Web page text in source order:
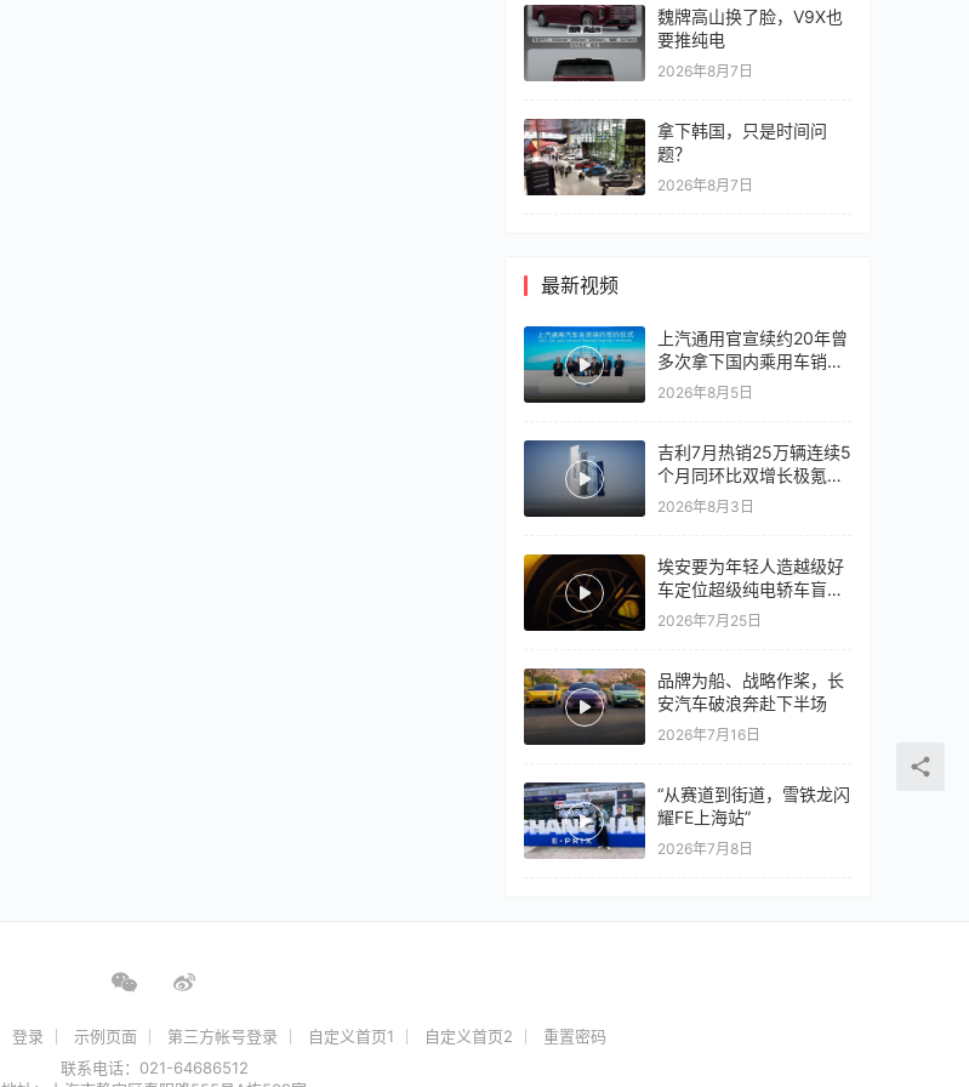
魏牌高山换了脸，V9X也
要推纯电
2026年8月7日
拿下韩国，只是时间问
题？
2026年8月7日
最新视频
上汽通用官宣续约20年曾
多次拿下国内乘用车销冠
竞争激烈，上汽通用有信
2026年8月5日
吉利7月热销25万辆连续5
个月同环比双增长极氪销
量同比翻倍，出口再破10
2026年8月3日
埃安要为年轻人造越级好
车定位超级纯电轿车盲猜
18万以上
2026年7月25日
品牌为船、战略作桨，长
安汽车破浪奔赴下半场
2026年7月16日
“从赛道到街道，雪铁龙闪
耀FE上海站”
2026年7月8日
登录 示例页面 第三方帐号登录 自定义首页1 自定义首页2
重置密码
联系电话：021-64686512